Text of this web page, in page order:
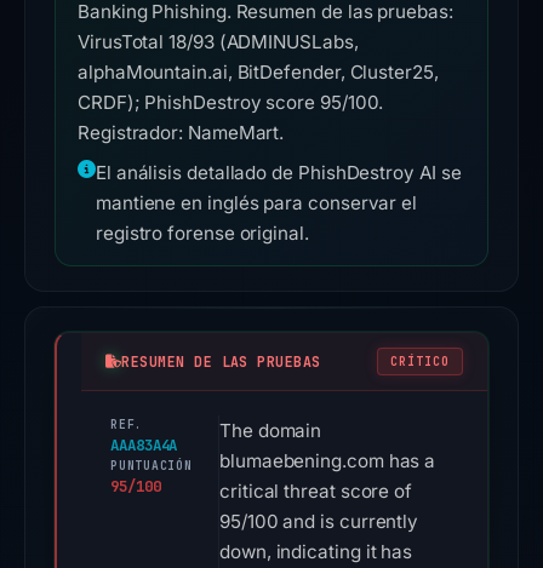
Banking Phishing. Resumen de las pruebas:
VirusTotal 18/93 (ADMINUSLabs,
alphaMountain.ai, BitDefender, Cluster25,
CRDF); PhishDestroy score 95/100.
Registrador: NameMart.
El análisis detallado de PhishDestroy AI se
mantiene en inglés para conservar el
registro forense original.
RESUMEN DE LAS PRUEBAS CRÍTICO
REF.
AAA83A4A
PUNTUACIÓN
95/100
The domain
blumaebening.com has a
critical threat score of
95/100 and is currently
down, indicating it has